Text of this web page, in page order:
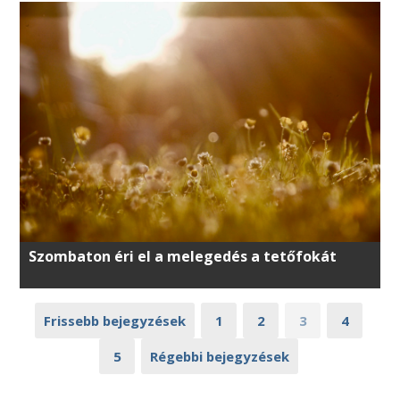
Szombaton éri el a melegedés a tetőfokát
Frissebb bejegyzések 1 2 3
4
5
Régebbi bejegyzések